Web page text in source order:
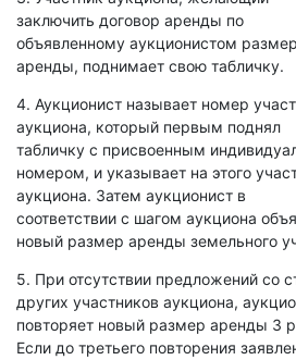
заключить договор аренды по
объявленному аукционистом
аренды, поднимает свою табличку.
4. Аукционист называет номер
аукциона, который первым поднял
табличку с присвоенным
номером, и указывает на этого
аукциона. Затем аукционист в
соответствии с шагом аукциона
новый размер аренды земельного
5. При отсутствии предложений со
других участников аукциона,
повторяет новый размер аренды 3
Если до третьего повторения